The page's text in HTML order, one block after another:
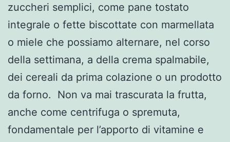
zuccheri semplici, come pane tostato
integrale o fette biscottate con marmellata
o miele che possiamo alternare, nel corso
della settimana, a della crema spalmabile,
dei cereali da prima colazione o un prodotto
da forno. Non va mai trascurata la frutta,
anche come centrifuga o spremuta,
fondamentale per l’apporto di vitamine e